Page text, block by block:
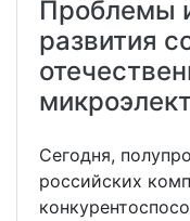
Проблемы
развития
Сегодня,
российских